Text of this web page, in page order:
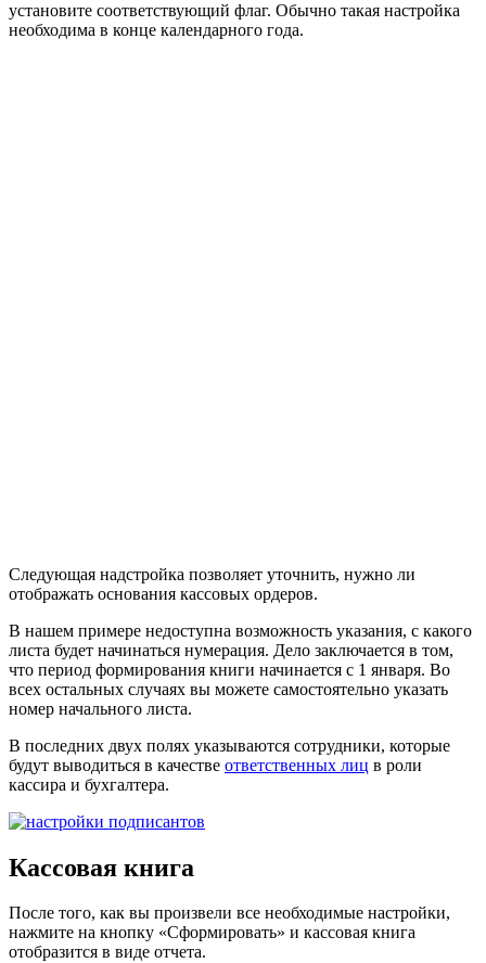
установите соответствующий флаг. Обычно такая настройка
необходима в конце календарного года.
Следующая надстройка позволяет уточнить, нужно ли
отображать основания кассовых ордеров.
В нашем примере недоступна возможность указания, с какого
листа будет начинаться нумерация. Дело заключается в том,
что период формирования книги начинается с 1 января. Во
всех остальных случаях вы можете самостоятельно указать
номер начального листа.
В последних двух полях указываются сотрудники, которые
будут выводиться в качестве ответственных лиц в роли
кассира и бухгалтера.
Кассовая книга
После того, как вы произвели все необходимые настройки,
нажмите на кнопку «Сформировать» и кассовая книга
отобразится в виде отчета.